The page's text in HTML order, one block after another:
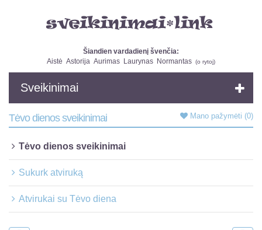
Šiandien vardadienį švenčia:
Aistė Astorija Aurimas Laurynas Normantas (o rytoj)
Sveikinimai
Mano pažymėti (0)
Tėvo dienos sveikinimai
Tėvo dienos sveikinimai
Sukurk atviruką
Atvirukai su Tėvo diena